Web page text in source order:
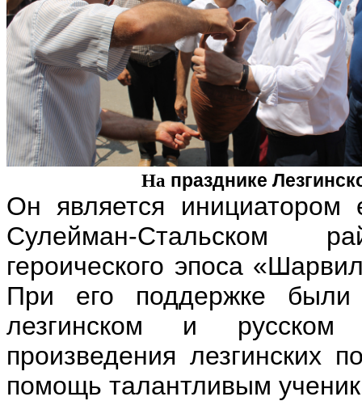
На празднике
Он является инициатором
Сулейман-Стальском
героического эпоса
При его поддержке
лезгинском и русском
произведения лезгинских
помощь талантливым